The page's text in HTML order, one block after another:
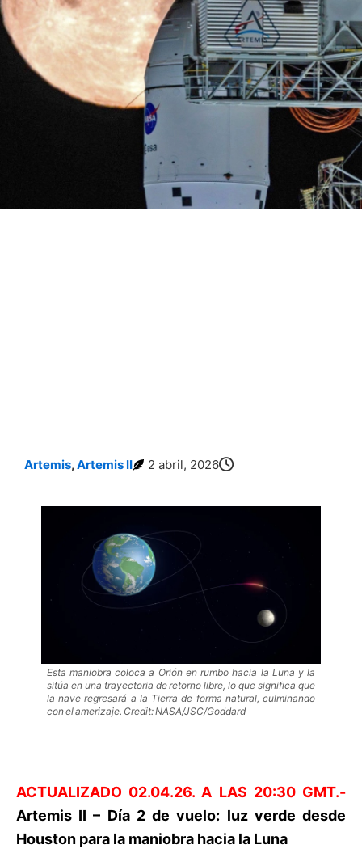
Artemis,Artemis II 2 abril, 2026
Esta maniobra coloca a Orión en rumbo hacia la Luna y la
sitúa en una trayectoria de retorno libre, lo que significa que
la nave regresará a la Tierra de forma natural, culminando
con el amerizaje. Credit: NASA/JSC/Goddard
ACTUALIZADO 02.04.26. A LAS 20:30 GMT.-
Artemis II – Día 2 de vuelo: luz verde desde
Houston para la maniobra hacia la Luna